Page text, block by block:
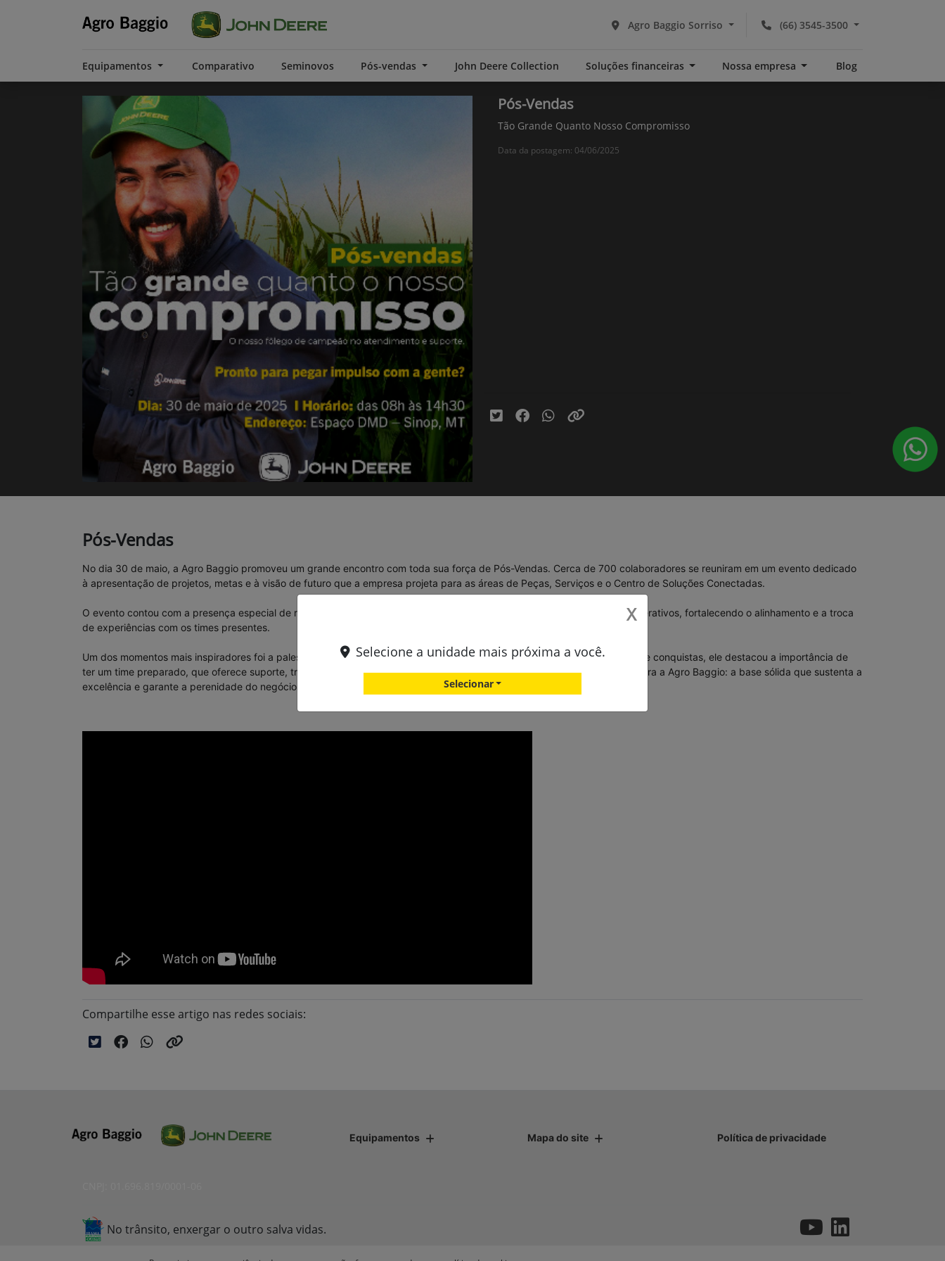
(66) 3545-3500
Agro Baggio Sorriso
Equipamentos Comparativo Seminovos Pós-vendas John Deere Collection Soluções financeiras Nossa empresa Blog
Pós-Vendas
Tão Grande Quanto Nosso Compromisso
Data da postagem: 04/06/2025
Pós-Vendas
No dia 30 de maio, a Agro Baggio promoveu um grande encontro com toda sua força de Pós-Vendas. Cerca de 700 colaboradores se reuniram em um evento dedicado
à apresentação de projetos, metas e à visão de futuro que a empresa projeta para as áreas de Peças, Serviços e o Centro de Soluções Conectadas.
O evento contou com a presença especial de representantes da John Deere, que contribuíram com palestras e painéis interativos, fortalecendo o alinhamento e a troca
de experiências com os times presentes.
Um dos momentos mais inspiradores foi a palestra do nadador olímpico Gustavo Borges. Com sua trajetória de superação e conquistas, ele destacou a importância de
ter um time preparado, que oferece suporte, treinamento e conhecimento – exatamente como o Pós-Vendas representa para a Agro Baggio: a base sólida que sustenta a
excelência e garante a perenidade do negócio.
Compartilhe esse artigo nas redes sociais:
Equipamentos Mapa do site Política de privacidade
No trânsito, enxergar o outro salva vidas.
X
Selecione a unidade mais próxima a você.
Selecionar